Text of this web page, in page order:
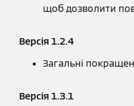
щоб дозволити
Версія 1.2.4
Загальні
Версія 1.3.1